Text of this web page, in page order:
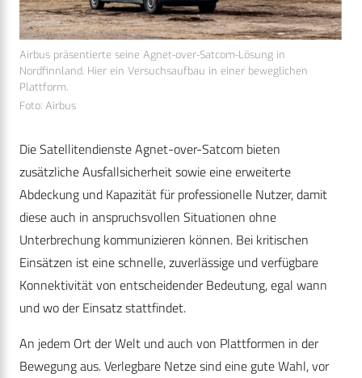
Airbus präsentierte seine Agnet-over-Satcom-Lösung in
Nordfinnland. Hier ein Versuchsaufbau in einer beweglichen
Plattform.
Foto: Airbus
Die Satellitendienste Agnet-over-Satcom bieten
zusätzliche Ausfallsicherheit sowie eine erweiterte
Abdeckung und Kapazität für professionelle Nutzer, damit
diese auch in anspruchsvollen Situationen ohne
Unterbrechung kommunizieren können. Bei kritischen
Einsätzen ist eine schnelle, zuverlässige und verfügbare
Konnektivität von entscheidender Bedeutung, egal wann
und wo der Einsatz stattfindet.
An jedem Ort der Welt und auch von Plattformen in der
Bewegung aus. Verlegbare Netze sind eine gute Wahl, vor